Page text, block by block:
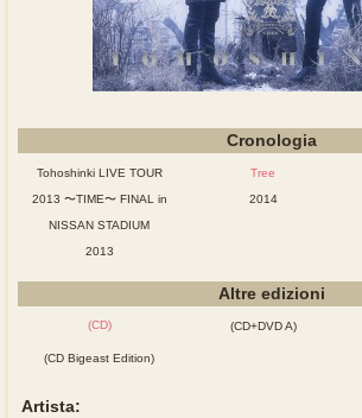
Cronologia
Tohoshinki LIVE TOUR
2013 〜TIME〜 FINAL in
NISSAN STADIUM
2013
Tree
2014
Altre edizioni
(CD) (CD+DVD A)
(CD Bigeast Edition)
Artista: